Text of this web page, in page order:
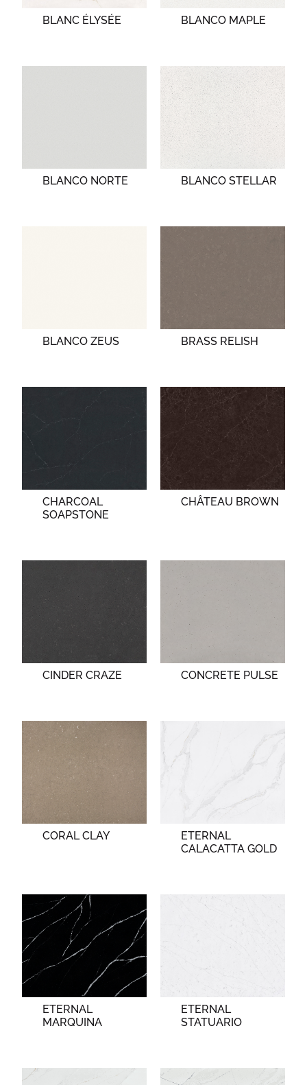
BLANC ÉLYSÉE BLANCO MAPLE
BLANCO NORTE BLANCO STELLAR
BLANCO ZEUS BRASS RELISH
CHARCOAL
SOAPSTONE
CHÂTEAU BROWN
CINDER CRAZE CONCRETE PULSE
CORAL CLAY
ETERNAL
CALACATTA GOLD
ETERNAL
MARQUINA
ETERNAL
STATUARIO